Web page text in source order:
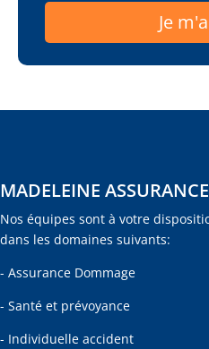
Je
MADELEINE ASSURANCE
Nos équipes sont à votre
dans les domaines suivants:
- Assurance Dommage
- Santé et prévoyance
- Individuelle accident